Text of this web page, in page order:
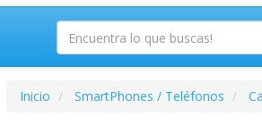
Inicio SmartPhones / Teléfonos